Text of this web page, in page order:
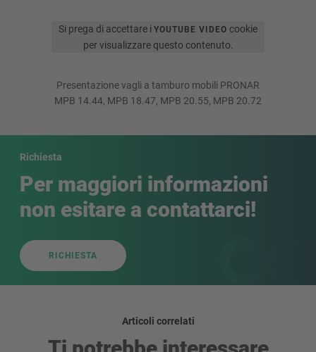
Si prega di accettare iYOUTUBE VIDEO cookie
per visualizzare questo contenuto.
Presentazione vagli a tamburo mobili PRONAR
MPB 14.44, MPB 18.47, MPB 20.55, MPB 20.72
Richiesta
Per maggiori informazioni
non esitare a contattarci!
RICHIESTA
Articoli correlati